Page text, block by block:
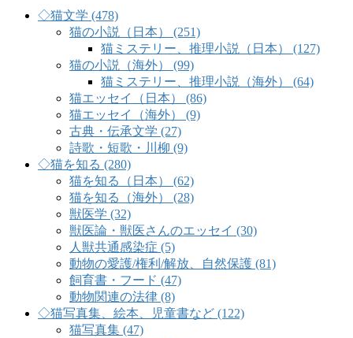
◇猫文学 (478)
猫の小説（日本） (251)
猫ミステリー、推理小説（日本） (127)
猫の小説（海外） (99)
猫ミステリー、推理小説（海外） (64)
猫エッセイ（日本） (86)
猫エッセイ（海外） (9)
古典・伝承文学 (27)
詩歌・短歌・川柳 (9)
◇猫を知る (280)
猫を知る（日本） (62)
猫を知る（海外） (28)
獣医学 (32)
獣医論・獣医さんのエッセイ (30)
人獣共通感染症 (5)
動物の愛護/権利/解放、自然保護 (81)
飼育書・フード (47)
動物関連の法律 (8)
◇猫写真集、絵本、児童書など (122)
猫写真集 (47)